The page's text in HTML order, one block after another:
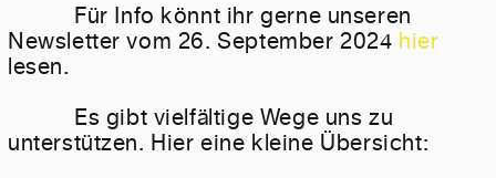
Für Info könnt ihr gerne unseren
Newsletter vom 26. September 2024 hier
lesen.
Es gibt vielfältige Wege uns zu
unterstützen. Hier eine kleine Übersicht: